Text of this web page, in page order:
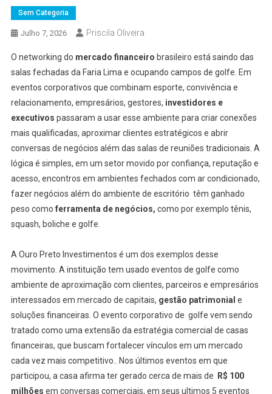
Sem Categoria
Julho 7, 2026 Priscila Oliveira
O networking do mercado financeiro brasileiro está saindo das
salas fechadas da Faria Lima e ocupando campos de golfe. Em
eventos corporativos que combinam esporte, convivência e
relacionamento, empresários, gestores, investidores e
executivos passaram a usar esse ambiente para criar conexões
mais qualificadas, aproximar clientes estratégicos e abrir
conversas de negócios além das salas de reuniões tradicionais. A
lógica é simples, em um setor movido por confiança, reputação e
acesso, encontros em ambientes fechados com ar condicionado,
fazer negócios além do ambiente de escritório têm ganhado
peso como ferramenta de negócios, como por exemplo tênis,
squash, boliche e golfe.
A Ouro Preto Investimentos é um dos exemplos desse
movimento. A instituição tem usado eventos de golfe como
ambiente de aproximação com clientes, parceiros e empresários
interessados em mercado de capitais, gestão patrimonial e
soluções financeiras. O evento corporativo de golfe vem sendo
tratado como uma extensão da estratégia comercial de casas
financeiras, que buscam fortalecer vínculos em um mercado
cada vez mais competitivo.. Nos últimos eventos em que
participou, a casa afirma ter gerado cerca de mais de R$ 100
milhões em conversas comerciais, em seus ultimos 5 eventos